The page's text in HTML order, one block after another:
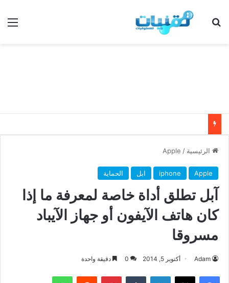
بحث عن
الرئيسية /
Apple
Apple
iphone ابل الحماية
آبل تطلق أداة خاصة لمعرفة ما إذا
كان هاتف الآيفون أو جهاز الآيباد
مسروقا
Adam أكتوبر 5, 2014 0 دقيقة واحدة
فيسبوك ‫X لينكدإن بينتيريست واتساب